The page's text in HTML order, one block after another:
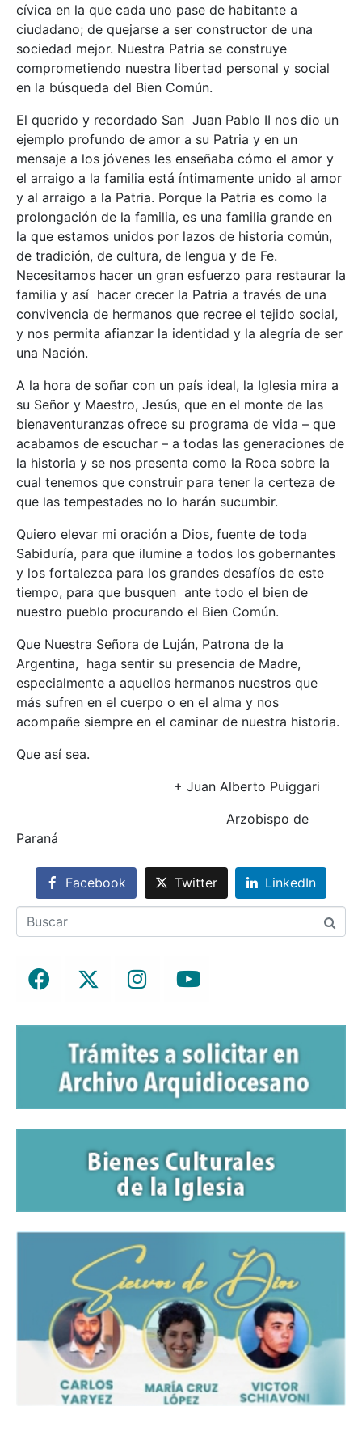
cívica en la que cada uno pase de habitante a
ciudadano; de quejarse a ser constructor de una
sociedad mejor. Nuestra Patria se construye
comprometiendo nuestra libertad personal y social
en la búsqueda del Bien Común.
El querido y recordado San Juan Pablo II nos dio un
ejemplo profundo de amor a su Patria y en un
mensaje a los jóvenes les enseñaba cómo el amor y
el arraigo a la familia está íntimamente unido al amor
y al arraigo a la Patria. Porque la Patria es como la
prolongación de la familia, es una familia grande en
la que estamos unidos por lazos de historia común,
de tradición, de cultura, de lengua y de Fe.
Necesitamos hacer un gran esfuerzo para restaurar la
familia y así hacer crecer la Patria a través de una
convivencia de hermanos que recree el tejido social,
y nos permita afianzar la identidad y la alegría de ser
una Nación.
A la hora de soñar con un país ideal, la Iglesia mira a
su Señor y Maestro, Jesús, que en el monte de las
bienaventuranzas ofrece su programa de vida – que
acabamos de escuchar – a todas las generaciones de
la historia y se nos presenta como la Roca sobre la
cual tenemos que construir para tener la certeza de
que las tempestades no lo harán sucumbir.
Quiero elevar mi oración a Dios, fuente de toda
Sabiduría, para que ilumine a todos los gobernantes
y los fortalezca para los grandes desafíos de este
tiempo, para que busquen ante todo el bien de
nuestro pueblo procurando el Bien Común.
Que Nuestra Señora de Luján, Patrona de la
Argentina, haga sentir su presencia de Madre,
especialmente a aquellos hermanos nuestros que
más sufren en el cuerpo o en el alma y nos
acompañe siempre en el caminar de nuestra historia.
Que así sea.
+ Juan Alberto Puiggari
Arzobispo de
Paraná
Facebook Twitter LinkedIn